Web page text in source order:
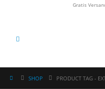
Gratis
SHOP PRODUCT TAG -